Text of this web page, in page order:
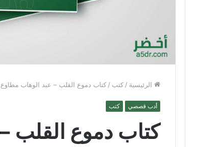
الرئيسية / كتب / كتاب دموع القلب – عبد الوهاب مطاوع
أدب قصصي كتب
كتاب دموع القلب